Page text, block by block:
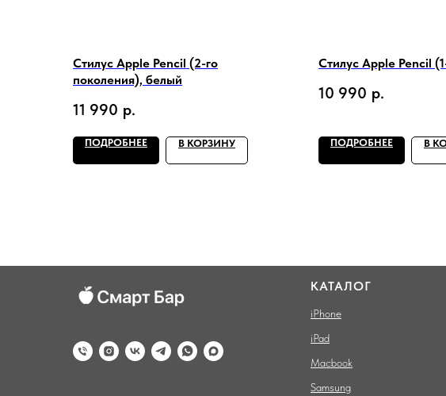
Стилус Apple Pencil (2-го
поколения), белый
11 990 р.
ПОДРОБНЕЕ В КОРЗИНУ
Стилус Apple Pencil
10 990 р.
ПОДРОБНЕЕ В
КАТАЛОГ
iPhone
iPad
Macbook
Samsung